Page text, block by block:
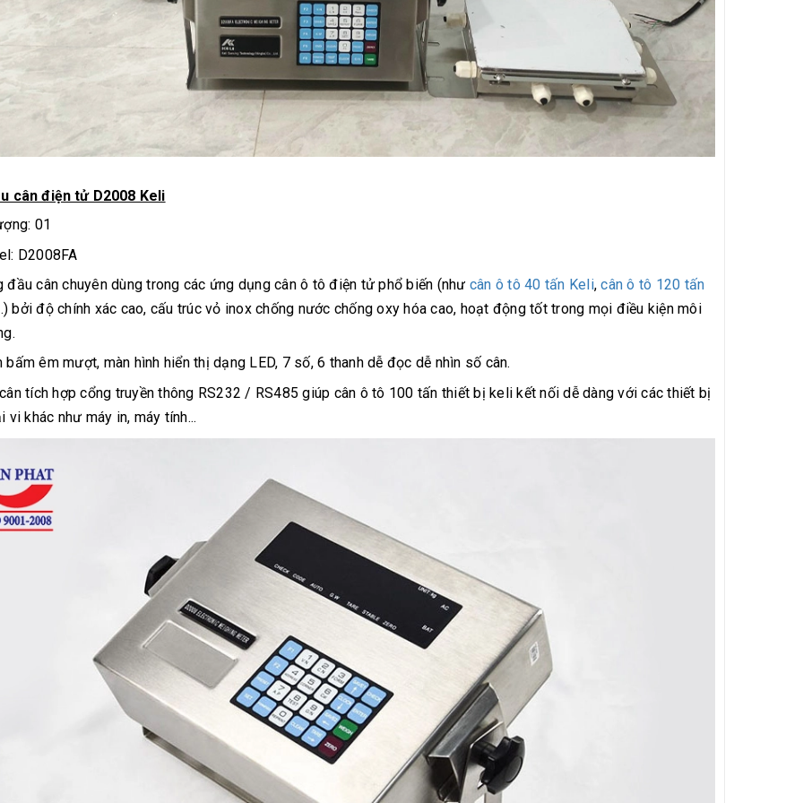
cân điện tử D2008 Keli
01
D2008FA
đầu cân chuyên dùng trong các ứng dụng cân ô tô điện tử phổ biến (như cân ô tô 40 tấn Keli,cân ô tô 120 tấn
bởi độ chính xác cao, cấu trúc vỏ inox chống nước chống oxy hóa cao, hoạt động tốt trong mọi điều kiện môi
bấm êm mượt, màn hình hiển thị dạng LED, 7 số, 6 thanh dễ đọc dễ nhìn số cân.
tích hợp cổng truyền thông RS232 / RS485 giúp cân ô tô 100 tấn thiết bị keli kết nối dễ dàng với các thiết bị
vi khác như máy in, máy tính...